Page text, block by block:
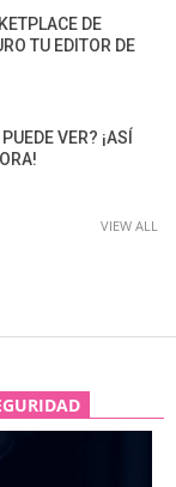
DE
TU EDITOR DE
VER? ¡ASÍ
VIEW ALL